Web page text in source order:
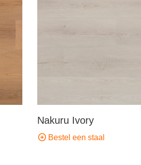
Nakuru Ivory
Bestel een staal